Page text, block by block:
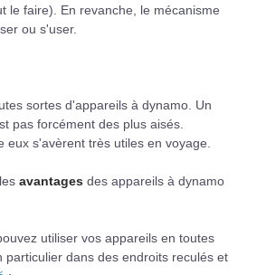
le faire). En revanche, le mécanisme
ou s'user.
sortes d'appareils à dynamo. Un
pas forcément des plus aisés.
eux s'avèrent très utiles en voyage.
avantages des appareils à dynamo
utiliser vos appareils en toutes
particulier dans des endroits reculés et